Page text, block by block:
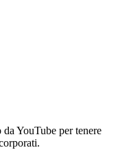
YouTube per tenere